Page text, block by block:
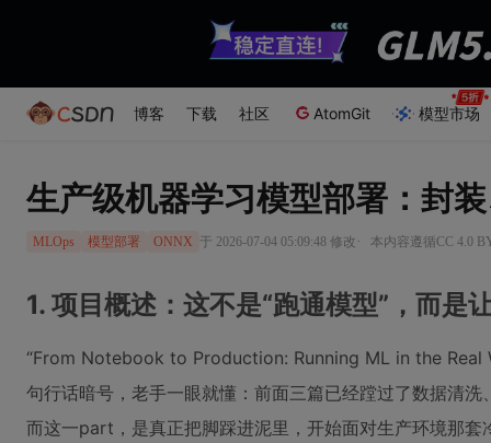
博客 下载 社区 AtomGit 模型市场
生产级机器学习模型部署：封
MLOps 模型部署 ONNX 于 2026-07-04 05:09:48 修改 · 本内容遵循CC 4.0
1. 项目概述：这不是“跑通模型”，而是
“From Notebook to Production: Running ML in the
句行话暗号，老手一眼就懂：前面三篇已经蹚过了数据清
而这一part，是真正把脚踩进泥里，开始面对生产环境那